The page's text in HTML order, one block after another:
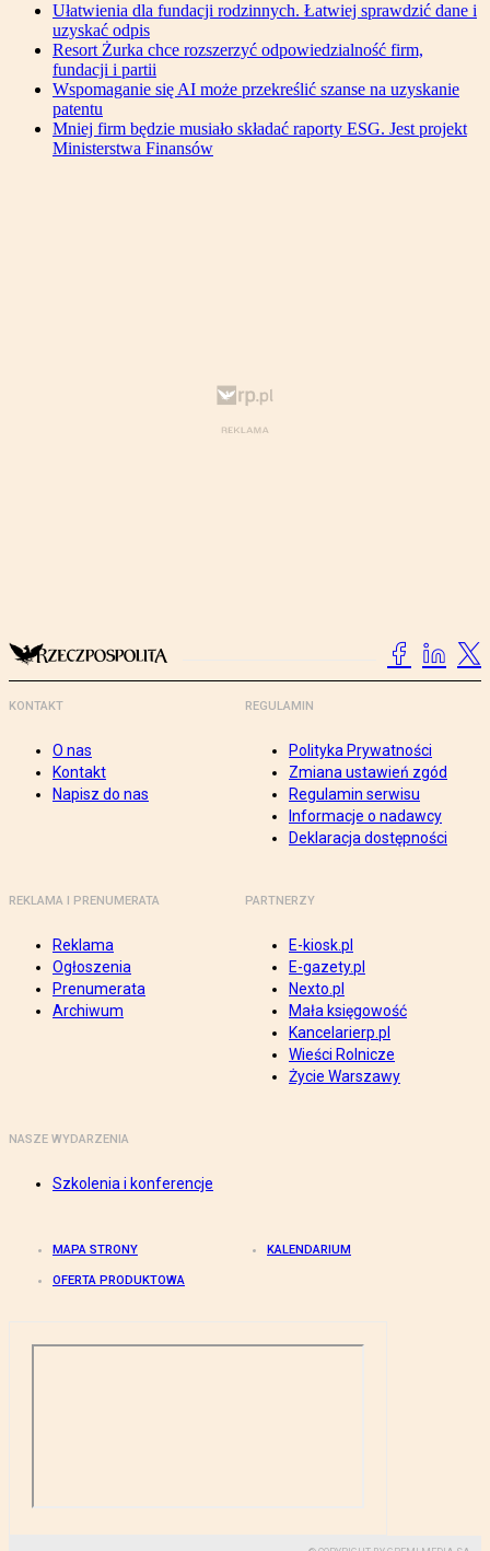
Ułatwienia dla fundacji rodzinnych. Łatwiej sprawdzić dane i
uzyskać odpis
Resort Żurka chce rozszerzyć odpowiedzialność firm,
fundacji i partii
Wspomaganie się AI może przekreślić szanse na uzyskanie
patentu
Mniej firm będzie musiało składać raporty ESG. Jest projekt
Ministerstwa Finansów
KONTAKT
O nas
Kontakt
Napisz do nas
REGULAMIN
Polityka Prywatności
Zmiana ustawień zgód
Regulamin serwisu
Informacje o nadawcy
Deklaracja dostępności
REKLAMA I PRENUMERATA
Reklama
Ogłoszenia
Prenumerata
Archiwum
PARTNERZY
E-kiosk.pl
E-gazety.pl
Nexto.pl
Mała księgowość
Kancelarierp.pl
Wieści Rolnicze
Życie Warszawy
NASZE WYDARZENIA
Szkolenia i konferencje
MAPA STRONY KALENDARIUM
OFERTA PRODUKTOWA